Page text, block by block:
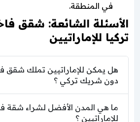
في المنطقة.
الأسئلة الشائعة: شقق
تركيا للإماراتيين
هل يمكن للإماراتيين تملك شقق
دون شريك تركي ؟
ما هي المدن الأفضل لشراء شقة
للإماراتيين ؟